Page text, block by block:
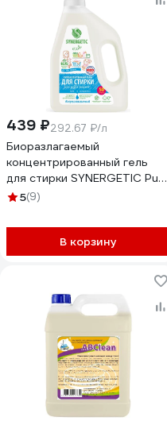
439 ₽292.67 ₽/л
Биоразлагаемый
концентрированный гель
для стирки SYNERGETIC Pure
1.5 л 109806
5(9)
В корзину